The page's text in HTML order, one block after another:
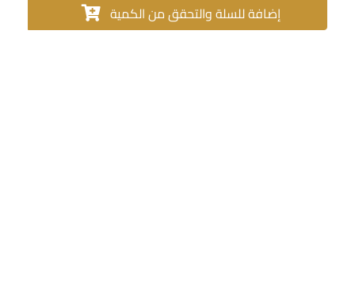
إضافة للسلة والتحقق من الكمية